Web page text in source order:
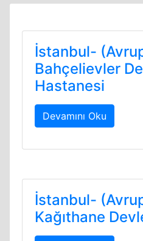
İstanbul-
Bahçelievler
Hastanesi
Devamını Oku
İstanbul-
Kağıthane